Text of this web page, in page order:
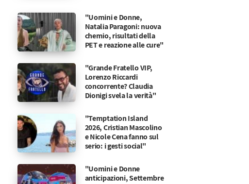
"Uomini e Donne,
Natalia Paragoni: nuova
chemio, risultati della
PET e reazione alle cure"
"Grande Fratello VIP,
Lorenzo Riccardi
concorrente? Claudia
Dionigi svela la verità"
"Temptation Island
2026, Cristian Mascolino
e Nicole Cena fanno sul
serio: i gesti social"
"Uomini e Donne
anticipazioni, Settembre